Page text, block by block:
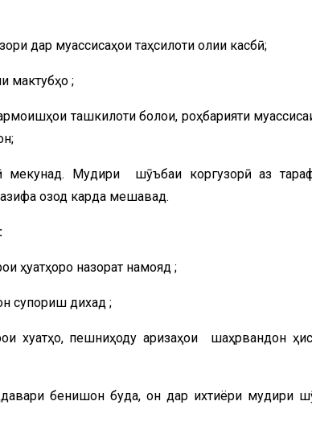
дар муассисаҳои таҳсилоти олии касбӣ;
мактубҳо ;
ташкилоти болои, роҳбарияти
мекунад. Мудири шӯъбаи коргузорӣ аз
озод карда мешавад.
ҳуҷҷатҳоро назорат намояд ;
супориш дихад ;
хуҷҷатҳо, пешниҳоду аризаҳои шаҳрвандон
бенишон буда, он дар ихтиёри мудири